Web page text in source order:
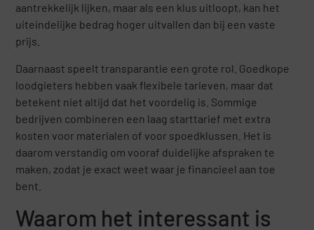
aantrekkelijk lijken, maar als een klus uitloopt, kan het
uiteindelijke bedrag hoger uitvallen dan bij een vaste
prijs.
Daarnaast speelt transparantie een grote rol. Goedkope
loodgieters hebben vaak flexibele tarieven, maar dat
betekent niet altijd dat het voordelig is. Sommige
bedrijven combineren een laag starttarief met extra
kosten voor materialen of voor spoedklussen. Het is
daarom verstandig om vooraf duidelijke afspraken te
maken, zodat je exact weet waar je financieel aan toe
bent.
Waarom het interessant is